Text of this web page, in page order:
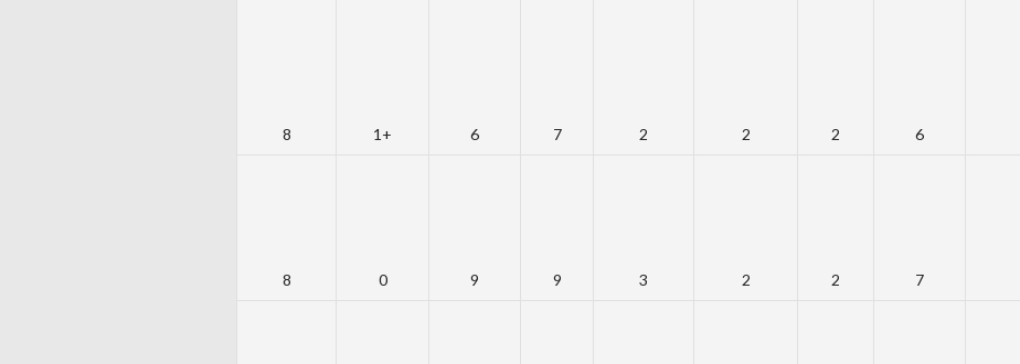
6
2
2
2
7
6
+1
8
7
2
2
3
9
9
0
8